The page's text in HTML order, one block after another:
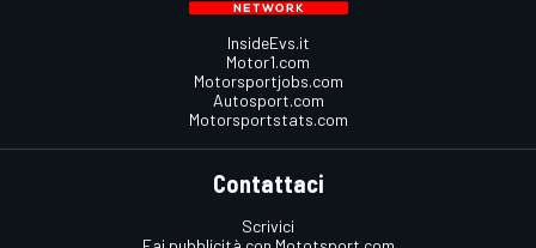
InsideEvs.it
Motor1.com
Motorsportjobs.com
Autosport.com
Motorsportstats.com
Contattaci
Scrivici